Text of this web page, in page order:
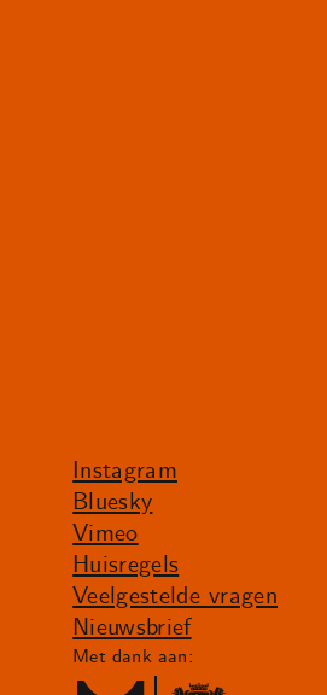
Instagram
Bluesky
Vimeo
Huisregels
Veelgestelde vragen
Nieuwsbrief
Met dank aan: